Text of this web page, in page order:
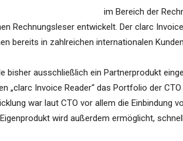
im Bereich der
Rechnungsleser entwickelt. Der clarc
bereits in zahlreichen internationalen
bisher ausschließlich ein Partnerprodukt
„clarc Invoice Reader“ das Portfolio der
war laut CTO vor allem die Einbindung
wird außerdem ermöglicht,